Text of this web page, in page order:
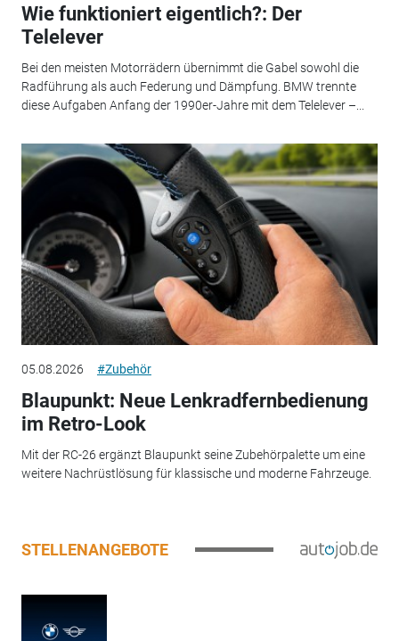
Wie funktioniert eigentlich?: Der
Telelever
Bei den meisten Motorrädern übernimmt die Gabel sowohl die
Radführung als auch Federung und Dämpfung. BMW trennte
diese Aufgaben Anfang der 1990er-Jahre mit dem Telelever –...
05.08.2026 #Zubehör
Blaupunkt: Neue Lenkradfernbedienung
im Retro-Look
Mit der RC-26 ergänzt Blaupunkt seine Zubehörpalette um eine
weitere Nachrüstlösung für klassische und moderne Fahrzeuge.
STELLENANGEBOTE